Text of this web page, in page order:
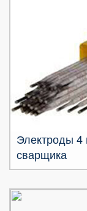
Электроды 4
сварщика